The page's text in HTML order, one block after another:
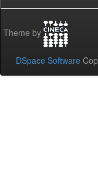
Theme by
DSpace Software